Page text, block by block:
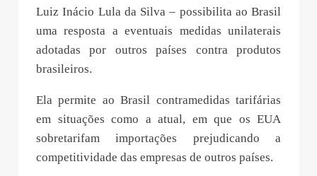
Luiz Inácio Lula da Silva – possibilita ao Brasil
uma resposta a eventuais medidas unilaterais
adotadas por outros países contra produtos
brasileiros.
Ela permite ao Brasil contramedidas tarifárias
em situações como a atual, em que os EUA
sobretarifam importações prejudicando a
competitividade das empresas de outros países.